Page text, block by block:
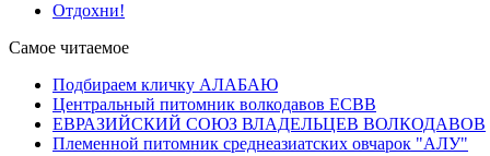
Отдохни!
Самое читаемое
Подбираем кличку АЛАБАЮ
Центральный питомник волкодавов ЕСВВ
ЕВРАЗИЙСКИЙ СОЮЗ ВЛАДЕЛЬЦЕВ ВОЛКОДАВОВ
Племенной питомник среднеазиатских овчарок "АЛУ"